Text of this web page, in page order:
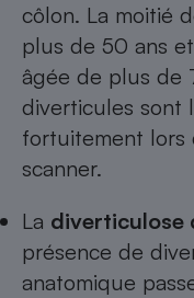
côlon. La moitié
plus de 50 ans
âgée de plus de
diverticules sont
fortuitement lors
scanner.
La diverticulose
présence de
anatomique